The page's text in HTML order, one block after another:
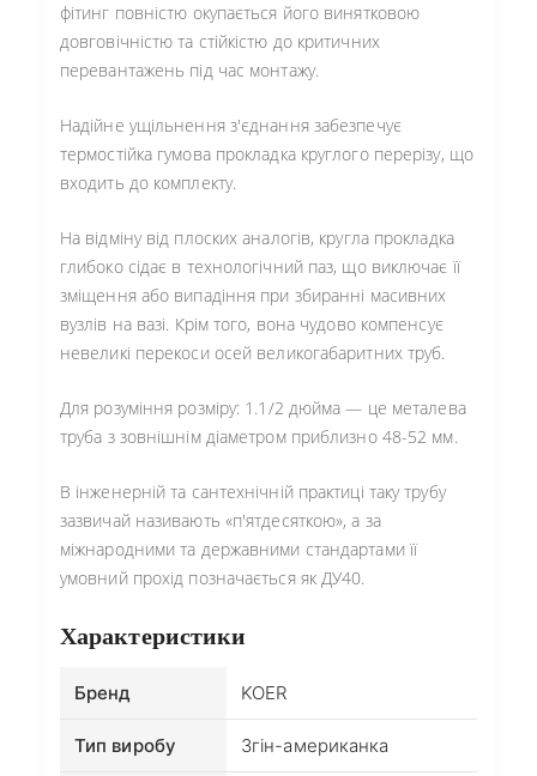
фітинг повністю окупається його винятковою
довговічністю та стійкістю до критичних
перевантажень під час монтажу.
Надійне ущільнення з'єднання забезпечує
термостійка гумова прокладка круглого перерізу, що
входить до комплекту.
На відміну від плоских аналогів, кругла прокладка
глибоко сідає в технологічний паз, що виключає її
зміщення або випадіння при збиранні масивних
вузлів на вазі. Крім того, вона чудово компенсує
невеликі перекоси осей великогабаритних труб.
Для розуміння розміру: 1.1/2 дюйма — це металева
труба з зовнішнім діаметром приблизно 48-52 мм.
В інженерній та сантехнічній практиці таку трубу
зазвичай називають «п'ятдесяткою», а за
міжнародними та державними стандартами її
умовний прохід позначається як ДУ40.
Характеристики
Бренд KOER
Тип виробу Згін-американка